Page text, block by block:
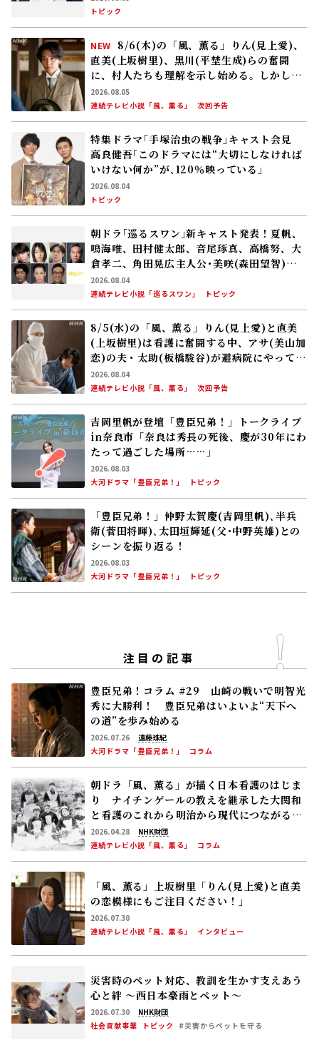
トピック
NEW
8/6(木)の「風、薫る」りん(見上愛)、
直美(上坂樹里)、黒川(平埜生成)らの奮闘
に、村人たちも理解を示し始める。しかし、
アサ(美山加恋)の容体はなかなか改善せ
ず……
2026.08.05
連続テレビ小説「風、薫る」
次回予告
特集ドラマ｢手塚治虫の戦争｣キャスト会見
高良健吾｢このドラマには“大切にしなければ
いけない何か”が､120％映っている」
2026.08.04
トピック
朝ドラ｢巡るスワン｣新キャスト発表！夏帆、
鳴海唯、田村健太郎、音尾琢真、高橋努、大
倉孝二、角田晃広――主人公･美咲(森田望智)が
交流する警察署の人々 2027年度前期放送
2026.08.04
連続テレビ小説「巡るスワン」
トピック
8/5(水)の「風、薫る」りん(見上愛)と直美
(上坂樹里)は看護に奮闘する中、アサ(美山加
恋)の夫・太助(板橋駿谷)が避病院にやってく
る
2026.08.04
連続テレビ小説「風、薫る」
次回予告
吉岡里帆が登壇「豊臣兄弟！」トークライブ
in奈良市「奈良は秀長の死後、慶が30年にわ
たって過ごした場所……」
2026.08.03
大河ドラマ「豊臣兄弟！」
トピック
「豊臣兄弟！」仲野太賀――慶(吉岡里帆)､半兵
衛(菅田将暉)､太田垣輝延(父･中野英雄)との
シーンを振り返る！
2026.08.03
大河ドラマ「豊臣兄弟！」
トピック
注目の記事
豊臣兄弟！コラム #29 山崎の戦いで明智光
秀に大勝利！ 豊臣兄弟はいよいよ“天下へ
の道”を歩み始める
2026.07.26
遠藤珠紀
大河ドラマ「豊臣兄弟！」
コラム
朝ドラ「風、薫る」が描く日本看護のはじま
り ナイチンゲールの教えを継承した大関和
と看護のこれから――明治から現代につながる道
【後編】
2026.04.28
NHK財団
連続テレビ小説「風、薫る」
コラム
「風、薫る」上坂樹里「りん(見上愛)と直美
の恋模様にもご注目ください！」
2026.07.30
連続テレビ小説「風、薫る」
インタビュー
災害時のペット対応、教訓を生かす――支えあう
心と絆 〜西日本豪雨とペット〜
2026.07.30
NHK財団
社会貢献事業
トピック #災害からペットを守る